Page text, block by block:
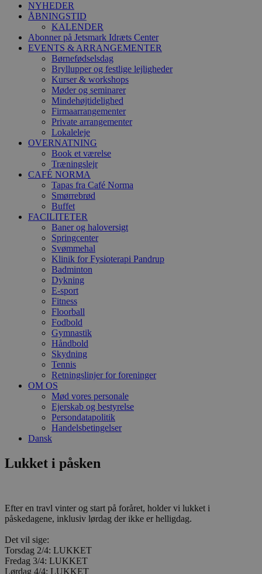
NYHEDER
ÅBNINGSTID
KALENDER
Abonner på Jetsmark Idræts Center
EVENTS & ARRANGEMENTER
Børnefødselsdag
Bryllupper og festlige lejligheder
Kurser & workshops
Møder og seminarer
Mindehøjtidelighed
Firmaarrangementer
Private arrangementer
Lokaleleje
OVERNATNING
Book et værelse
Træningslejr
CAFÉ NORMA
Tapas fra Café Norma
Smørrebrød
Buffet
FACILITETER
Baner og haloversigt
Springcenter
Svømmehal
Klinik for Fysioterapi Pandrup
Badminton
Dykning
E-sport
Fitness
Floorball
Fodbold
Gymnastik
Håndbold
Skydning
Tennis
Retningslinjer for foreninger
OM OS
Mød vores personale
Ejerskab og bestyrelse
Persondatapolitik
Handelsbetingelser
Dansk
Lukket i påsken
Efter en travl vinter og start på foråret, holder vi lukket i
påskedagene, inklusiv lørdag der ikke er helligdag.
Det vil sige:
Torsdag 2/4: LUKKET
Fredag 3/4: LUKKET
Lørdag 4/4: LUKKET